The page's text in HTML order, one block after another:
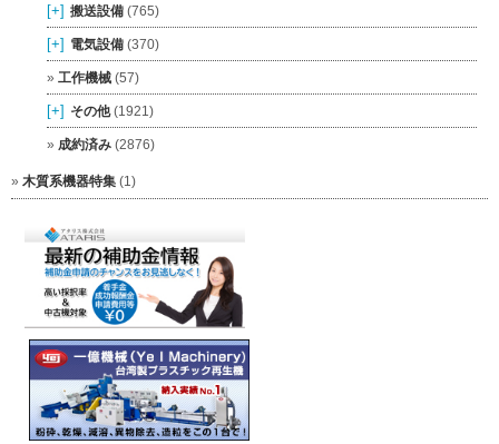
[+] 搬送設備 (765)
[+] 電気設備 (370)
工作機械 (57)
[+] その他(1921)
成約済み (2876)
木質系機器特集 (1)